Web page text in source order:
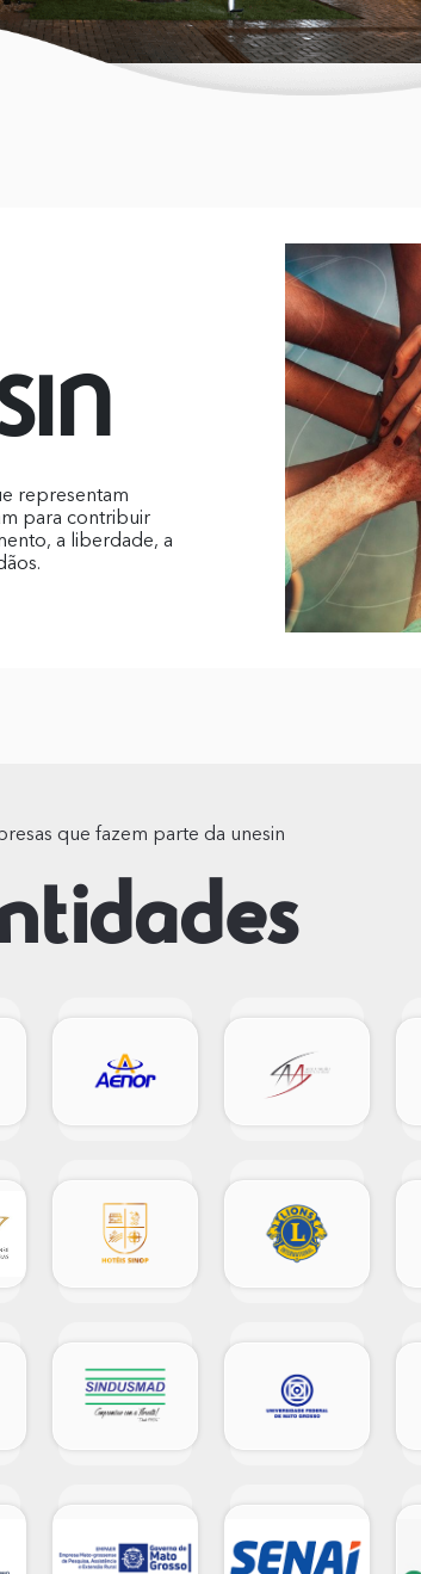
representam
para contribuir
a liberdade, a
que fazem parte da unesin